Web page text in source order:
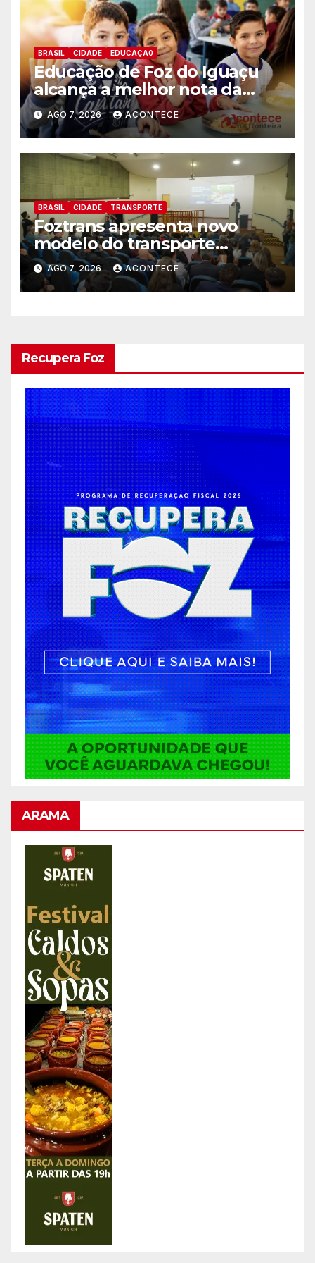
BRASIL CIDADE EDUCAÇÃ0
Educação de Foz do Iguaçu
alcança a melhor nota da
história no IDEB
AGO 7, 2026 ACONTECE
BRASIL CIDADE TRANSPORTE
Foztrans apresenta novo
modelo do transporte
coletivo em audiência pública
e avança para um sistema
mais moderno e eficiente
AGO 7, 2026 ACONTECE
Recupera Foz
ARAMA